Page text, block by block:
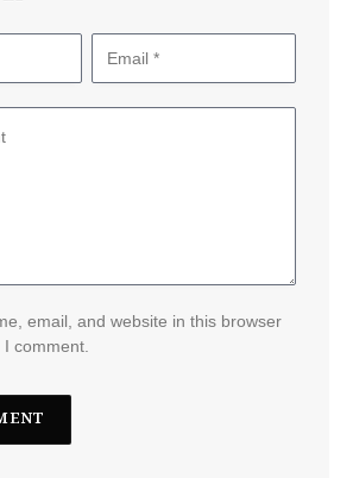
email, and website in this browser
comment.